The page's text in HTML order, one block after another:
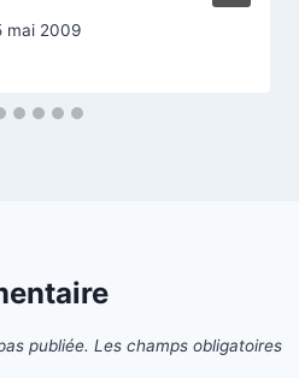
mai 2009
publiée. Les champs obligatoires